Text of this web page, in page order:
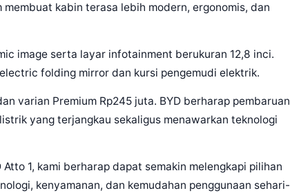
kabin terasa lebih modern, ergonomis, dan
image serta layar infotainment berukuran 12,8 inci.
folding mirror dan kursi pengemudi elektrik.
varian Premium Rp245 juta. BYD berharap pembaruan
yang terjangkau sekaligus menawarkan teknologi
1, kami berharap dapat semakin melengkapi pilihan
kenyamanan, dan kemudahan penggunaan sehari-